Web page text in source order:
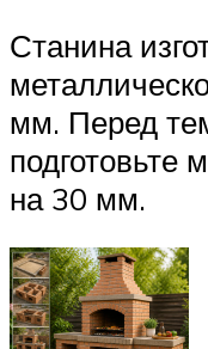
Станина
мм. Перед
подготовьте
на 30 мм.